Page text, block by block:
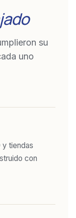
su
uno
y tiendas
con